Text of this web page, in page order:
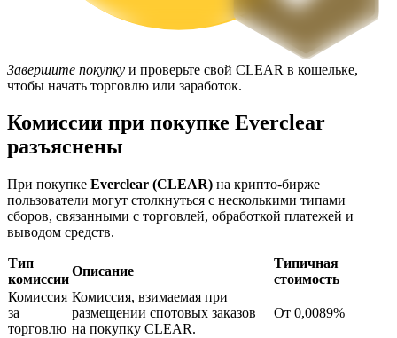
Блокировки BTR
Эксклюзивные инвестиции для владельцев BTR
Завершите покупку и проверьте свой CLEAR в кошельке,
чтобы начать торговлю или заработок.
Комиссии при покупке Everclear
разъяснены
При покупке Everclear (CLEAR) на крипто-бирже
пользователи могут столкнуться с несколькими типами
сборов, связанными с торговлей, обработкой платежей и
выводом средств.
Тип
комиссии
Описание
Типичная
стоимость
Комиссия
за
торговлю
Комиссия, взимаемая при
размещении спотовых заказов
на покупку CLEAR.
От 0,0089%